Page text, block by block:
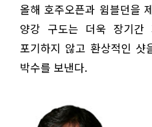
올해 호주오픈과 윔블던을
양강 구도는 더욱 장기간
포기하지 않고 환상적인
박수를 보낸다.